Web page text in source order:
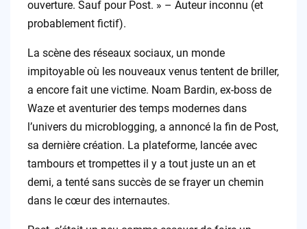
ouverture. Sauf pour Post. » – Auteur inconnu (et
probablement fictif).
La scène des réseaux sociaux, un monde
impitoyable où les nouveaux venus tentent de briller,
a encore fait une victime. Noam Bardin, ex-boss de
Waze et aventurier des temps modernes dans
l’univers du microblogging, a annoncé la fin de Post,
sa dernière création. La plateforme, lancée avec
tambours et trompettes il y a tout juste un an et
demi, a tenté sans succès de se frayer un chemin
dans le cœur des internautes.